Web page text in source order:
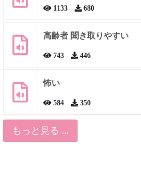
1133 680
高齢者 聞き取りやすい
743 446
怖い
584 350
もっと見る ...